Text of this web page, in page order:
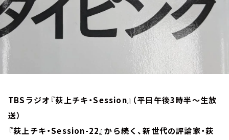
TBSラジオ『荻上チキ・Session』（平日午後3時半～生放
送）
『荻上チキ・Session-22』から続く、新世代の評論家・荻